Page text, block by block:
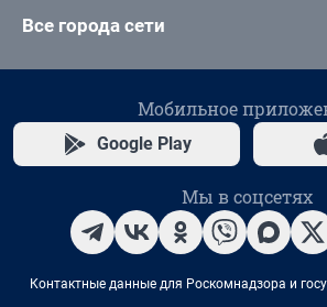
Все города сети
Мобильное
Google Play
Мы в соцсетях
Контактные данные для Роскомнадзора и